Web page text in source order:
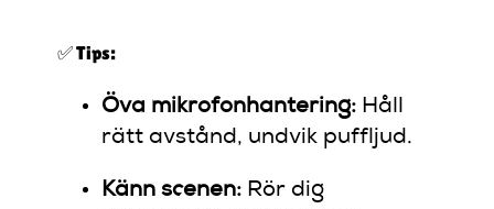
✅ Tips:
Öva mikrofonhantering: Håll
rätt avstånd, undvik puffljud.
Känn scenen: Rör dig